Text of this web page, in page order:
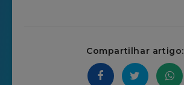
Compartilhar artigo: